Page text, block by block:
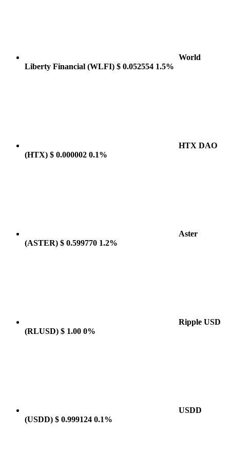
World
Liberty Financial (WLFI) $ 0.052554 1.5%
HTX DAO
(HTX) $ 0.000002 0.1%
Aster
(ASTER) $ 0.599770 1.2%
Ripple USD
(RLUSD) $ 1.00 0%
USDD
(USDD) $ 0.999124 0.1%